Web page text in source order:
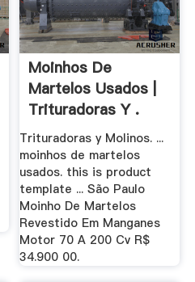
Moinhos De
Martelos Usados |
Trituradoras Y .
Trituradoras y Molinos. ...
moinhos de martelos
usados. this is product
template ... São Paulo
Moinho De Martelos
Revestido Em Manganes
Motor 70 A 200 Cv R$
34.900 00.